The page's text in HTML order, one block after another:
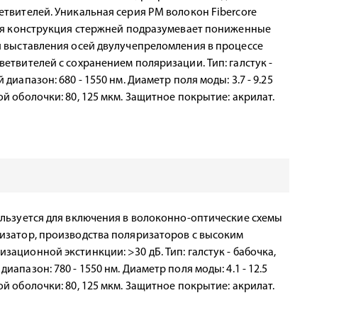
Уникальная серия PM волокон Fibercore
конструкция стержней подразумевает пониженные
выставления осей двулучепреломления в процессе
с сохранением поляризации. Тип: галстук -
диапазон: 680 - 1550 нм. Диаметр поля моды: 3.7 - 9.25
оболочки: 80, 125 мкм. Защитное покрытие: акрилат.
для включения в волоконно-оптические схемы
производства поляризаторов с высоким
экстинкции: >30 дБ. Тип: галстук - бабочка,
780 - 1550 нм. Диаметр поля моды: 4.1 - 12.5
оболочки: 80, 125 мкм. Защитное покрытие: акрилат.